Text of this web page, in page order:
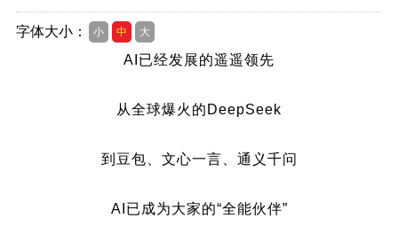
字体大小： 小 中 大
AI已经发展的遥遥领先
从全球爆火的DeepSeek
到豆包、文心一言、通义千问
AI已成为大家的“全能伙伴”